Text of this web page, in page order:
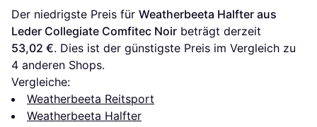
Der niedrigste Preis für Weatherbeeta Halfter aus
Leder Collegiate Comfitec Noir
53,02 €
4 anderen Shops.
Vergleiche:
Weatherbeeta Reitsport
Weatherbeeta Halfter